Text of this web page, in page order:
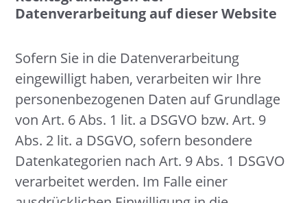
Datenverarbeitung auf dieser Website
Sofern Sie in die Datenverarbeitung
eingewilligt haben, verarbeiten wir Ihre
personenbezogenen Daten auf Grundlage
von Art. 6 Abs. 1 lit. a DSGVO bzw. Art. 9
Abs. 2 lit. a DSGVO, sofern besondere
Datenkategorien nach Art. 9 Abs. 1 DSGVO
verarbeitet werden. Im Falle einer